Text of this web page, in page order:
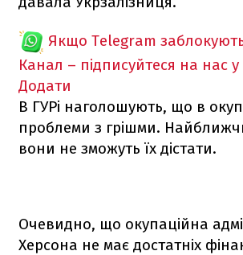
Якщо Telegram
Канал – підписуйтеся на нас
Додати
В ГУРі наголошують, що в
проблеми з грішми.
вони не зможуть їх дістати.
Очевидно, що окупаційна
Херсона не має достатніх